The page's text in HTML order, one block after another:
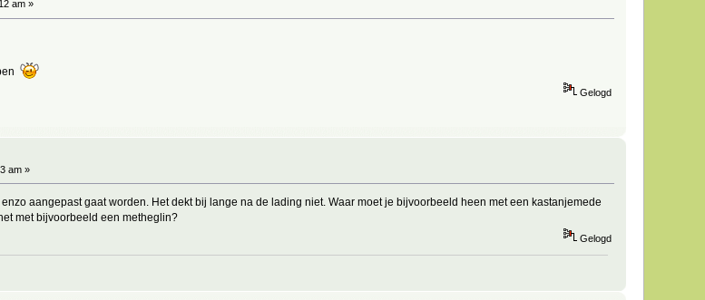
am »
Gelogd
am »
aangepast gaat worden. Het dekt bij lange na de lading niet. Waar moet je bijvoorbeeld heen met een kastanjemede
met bijvoorbeeld een metheglin?
Gelogd